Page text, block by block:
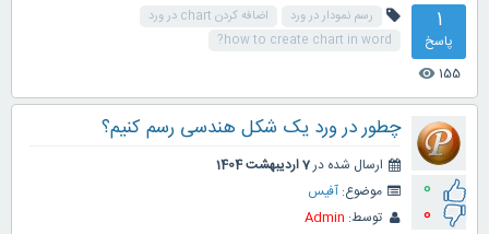
1
پاسخ
155
visibility
رسم نمودار در ورد
اضافه کردن chart در ورد
how to create chart in word?
0
0
چطور در ورد یک شکل هندسی رسم کنیم؟
ارسال شده در7 اردیبهشت 1404
موضوع: آفیس
توسط: Admin